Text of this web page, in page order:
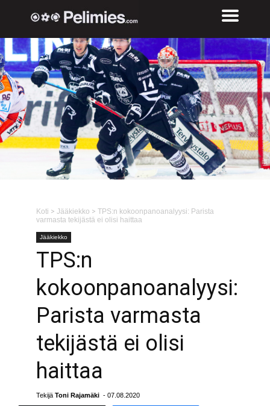
Koti > Jääkiekko > TPS:n kokoonpanoanalyysi: Parista
varmasta tekijästä ei olisi haittaa
Jääkiekko
TPS:n
kokoonpanoanalyysi:
Parista varmasta
tekijästä ei olisi
haittaa
Tekijä Toni Rajamäki - 07.08.2020